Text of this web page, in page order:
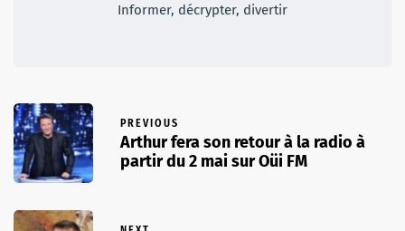
Informer, décrypter, divertir
PREVIOUS
Arthur fera son retour à la radio à
partir du 2 mai sur Oüi FM